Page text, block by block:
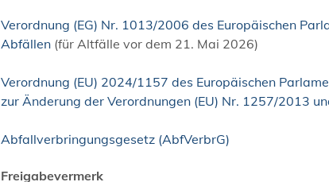
Verordnung (EG) Nr. 1013/2006 des Europäischen
Abfällen (für Altfälle vor dem 21. Mai 2026)
Verordnung (EU) 2024/1157 des Europäischen
zur Änderung der Verordnungen (EU) Nr. 1257/2013
Abfallverbringungsgesetz (AbfVerbrG)
Freigabevermerk